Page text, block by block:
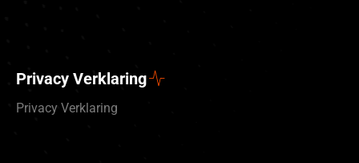
Privacy Verklaring
Privacy Verklaring